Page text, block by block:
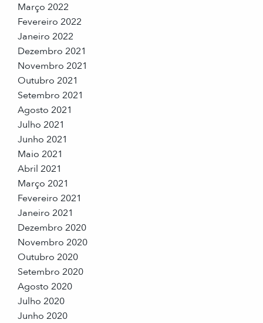
Março 2022
Fevereiro 2022
Janeiro 2022
Dezembro 2021
Novembro 2021
Outubro 2021
Setembro 2021
Agosto 2021
Julho 2021
Junho 2021
Maio 2021
Abril 2021
Março 2021
Fevereiro 2021
Janeiro 2021
Dezembro 2020
Novembro 2020
Outubro 2020
Setembro 2020
Agosto 2020
Julho 2020
Junho 2020